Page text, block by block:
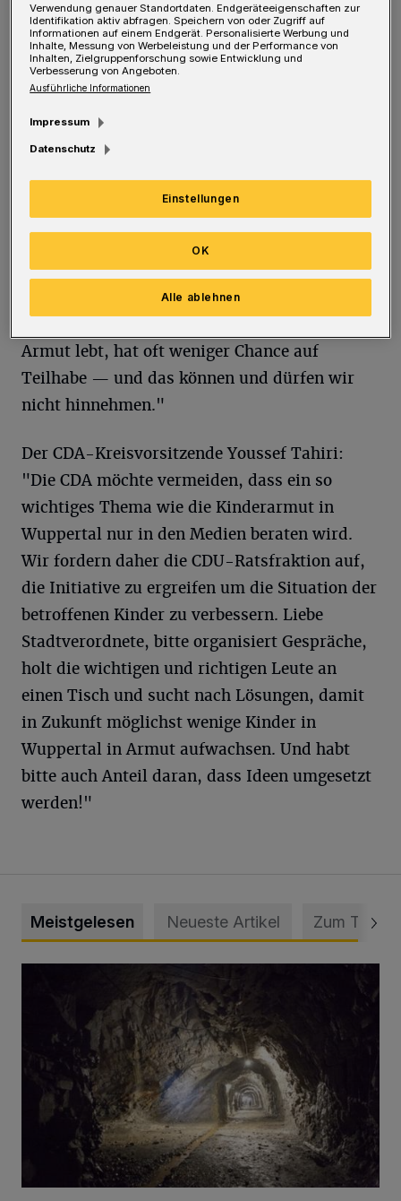
Foto: CDA
anderen Teilen Nordrhein-Westfalens. Das
stimmt uns als CDA nachdenklich, denn jedes
dieser Kinder ist ein Teil der Zukunft unserer
Gesellschaft", so die stellvertretende CDA-
Kreisvorsitzende Anja Vesper. "Jedes Kind hat
Armut lebt, hat oft weniger Chance auf
Teilhabe — und das können und dürfen wir
nicht hinnehmen."
Der CDA-Kreisvorsitzende Youssef Tahiri:
"Die CDA möchte vermeiden, dass ein so
wichtiges Thema wie die Kinderarmut in
Wuppertal nur in den Medien beraten wird.
Wir fordern daher die CDU-Ratsfraktion auf,
die Initiative zu ergreifen um die Situation der
betroffenen Kinder zu verbessern. Liebe
Stadtverordnete, bitte organisiert Gespräche,
holt die wichtigen und richtigen Leute an
einen Tisch und sucht nach Lösungen, damit
in Zukunft möglichst wenige Kinder in
Wuppertal in Armut aufwachsen. Und habt
bitte auch Anteil daran, dass Ideen umgesetzt
werden!"
Meistgelesen Neueste Artikel Zum Thema
Verwendung genauer Standortdaten. Endgeräteeigenschaften zur
Identifikation aktiv abfragen. Speichern von oder Zugriff auf
Informationen auf einem Endgerät. Personalisierte Werbung und
Inhalte, Messung von Werbeleistung und der Performance von
Inhalten, Zielgruppenforschung sowie Entwicklung und
Verbesserung von Angeboten.
Ausführliche Informationen
Impressum
Datenschutz
Einstellungen
Alle ablehnen
OK